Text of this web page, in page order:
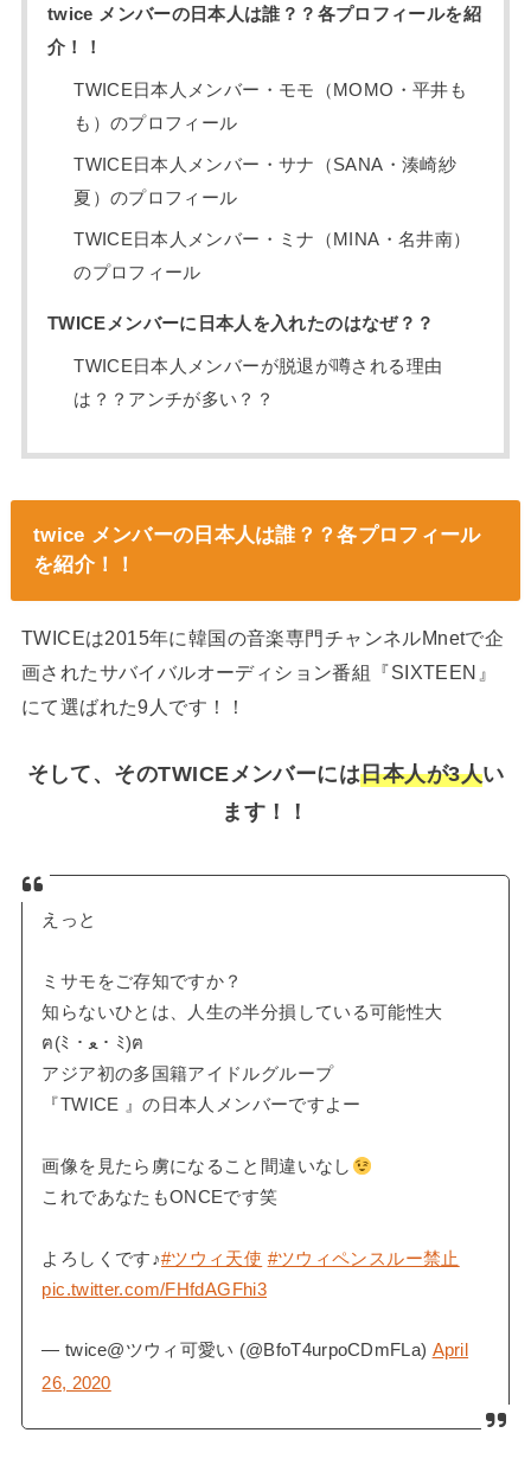
twice メンバーの日本人は誰？？各プロフィールを紹
介！！
TWICE日本人メンバー・モモ（MOMO・平井も
も）のプロフィール
TWICE日本人メンバー・サナ（SANA・湊崎紗
夏）のプロフィール
TWICE日本人メンバー・ミナ（MINA・名井南）
のプロフィール
TWICEメンバーに日本人を入れたのはなぜ？？
TWICE日本人メンバーが脱退が噂される理由
は？？アンチが多い？？
twice メンバーの日本人は誰？？各プロフィール
を紹介！！
TWICEは2015年に韓国の音楽専門チャンネルMnetで企
画されたサバイバルオーディション番組『SIXTEEN』
にて選ばれた9人です！！
そして、そのTWICEメンバーには日本人が3人い
ます！！
えっと
ミサモをご存知ですか？
知らないひとは、人生の半分損している可能性大
ฅ(ﾐ・ﻌ・ﾐ)ฅ
アジア初の多国籍アイドルグループ
『TWICE 』の日本人メンバーですよー
画像を見たら虜になること間違いなし
これであなたもONCEです笑
よろしくです♪#ツウィ天使 #ツウィペンスルー禁止
pic.twitter.com/FHfdAGFhi3
— twice@ツウィ可愛い (@BfoT4urpoCDmFLa) April
26, 2020